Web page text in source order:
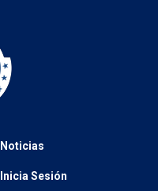
Noticias
Inicia Sesión